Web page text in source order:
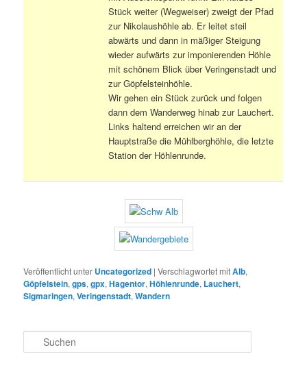
Stück weiter (Wegweiser) zweigt der Pfad
zur Nikolaushöhle ab. Er leitet steil
abwärts und dann in mäßiger Steigung
wieder aufwärts zur imponierenden Höhle
mit schönem Blick über Veringenstadt und
zur Göpfelsteinhöhle.
Wir gehen ein Stück zurück und folgen
dann dem Wanderweg hinab zur Lauchert.
Links haltend erreichen wir an der
Hauptstraße die Mühlberghöhle, die letzte
Station der Höhlenrunde.
Veröffentlicht unter Uncategorized |Verschlagwortet mitAlb,
Göpfelstein,gps,gpx,Hagentor,Höhlenrunde, Lauchert,
Sigmaringen,Veringenstadt,Wandern
u